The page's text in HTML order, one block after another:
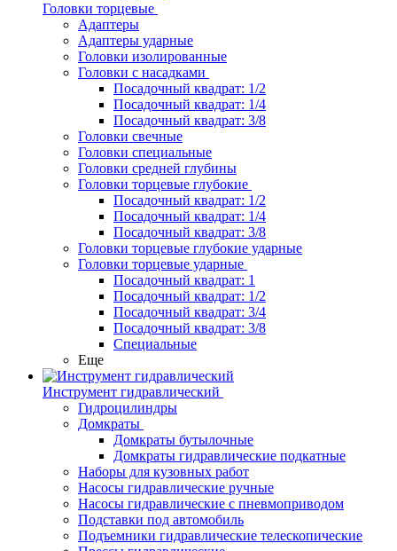
Головки торцевые
Адаптеры
Адаптеры ударные
Головки изолированные
Головки с насадками
Посадочный квадрат: 1/2
Посадочный квадрат: 1/4
Посадочный квадрат: 3/8
Головки свечные
Головки специальные
Головки средней глубины
Головки торцевые глубокие
Посадочный квадрат: 1/2
Посадочный квадрат: 1/4
Посадочный квадрат: 3/8
Головки торцевые глубокие ударные
Головки торцевые ударные
Посадочный квадрат: 1
Посадочный квадрат: 1/2
Посадочный квадрат: 3/4
Посадочный квадрат: 3/8
Специальные
Еще
Инструмент гидравлический
Гидроцилиндры
Домкраты
Домкраты бутылочные
Домкраты гидравлические подкатные
Наборы для кузовных работ
Насосы гидравлические ручные
Насосы гидравлические с пневмоприводом
Подставки под автомобиль
Подъемники гидравлические телескопические